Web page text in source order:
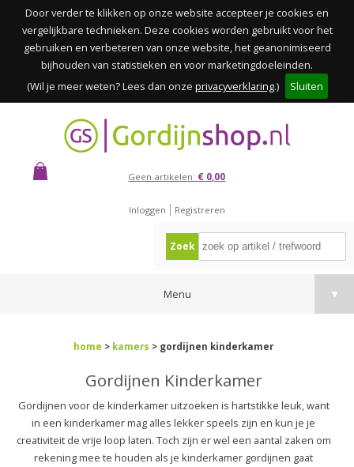
Door verder te klikken op onze website accepteer je cookies en
vergelijkbare technieken. Deze cookies worden gebruikt voor het
gebruiken en verbeteren van onze website, het geanonimiseerd
bijhouden van statistieken en voor marketingdoeleinden.
(Wil je meer weten? Lees dan onze privacyverklaring.) Sluiten
Geen artikelen: € 0,00
Inloggen Registreren
Zoek
Menu ▼
home > kamers > gordijnen kinderkamer
Gordijnen Kinderkamer
Gordijnen voor de kinderkamer uitzoeken is hartstikke leuk, want
in een kinderkamer mag alles lekker speels zijn en kun je je
creativiteit de vrije loop laten. Toch zijn er wel een aantal zaken om
rekening mee te houden als je kinderkamer gordijnen gaat